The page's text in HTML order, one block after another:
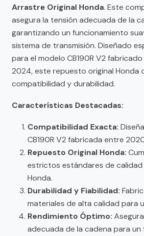
Arrastre Original Honda. Este
asegura la tensión adecuada de la
garantizando un funcionamiento
sistema de transmisión. Diseñado
para el modelo CB190R V2
2024, este repuesto original Honda
compatibilidad y durabilidad.
Características Destacadas:
Compatibilidad Exacta:
CB190R V2 fabricada entre
Repuesto Original Honda:
estrictos estándares de
Honda.
Durabilidad y Fiabilidad:
materiales de alta calidad para
Rendimiento Óptimo:
adecuada de la cadena para